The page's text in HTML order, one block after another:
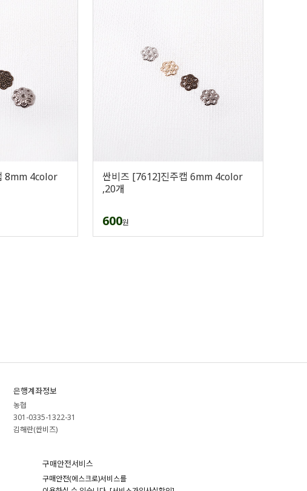
8mm 4color
싼비즈 [7612]진주캡 6mm 4color
,20개
600원
은행계좌정보
농협
301-0335-1322-31
김해란(싼비즈)
구매안전서비스
구매안전(에스크로)서비스를